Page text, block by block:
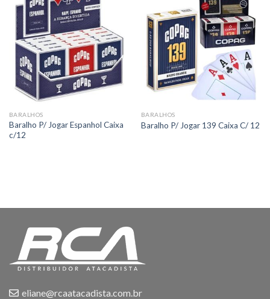
BARALHOS
Baralho P/ Jogar Espanhol Caixa
c/12
BARALHOS
Baralho P/ Jogar 139 Caixa C/ 12
eliane@rcaatacadista.com.br